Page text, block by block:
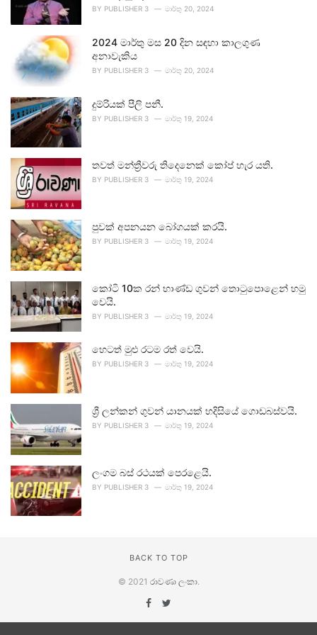
BY PUBLISHER 3 මාර්තු 20, 2024
2024 මාර්තු මස 20 දින සඳහා කාලගුණ
අනාවැකිය
BY PUBLISHER 3 මාර්තු 20, 2024
දුම්රියක් පීලි පනී.
BY PUBLISHER 3 මාර්තු 19, 2024
තවත් මන්ත්‍රීවරු තිදෙනෙක් කෝප් හැර යති.
BY PUBLISHER 3 මාර්තු 19, 2024
පුවක් අපනයන බෝගයක් කරයි.
BY PUBLISHER 3 මාර්තු 19, 2024
කෝටි 10ක රන් භාණ්ඩ ගුවන් තොටුපොළෙන් හමු
වෙයි.
BY PUBLISHER 3 මාර්තු 19, 2024
හෙටත් මුළු රටම රත් වෙයි.
BY PUBLISHER 3 මාර්තු 19, 2024
ශ්‍රී ලන්කන් ගුවන් යානයක් හදිසියේ ගොඩබස්වයි.
BY PUBLISHER 3 මාර්තු 19, 2024
ලංගම බස් රථයක් පෙරළෙයි.
BY PUBLISHER 3 මාර්තු 19, 2024
BACK TO TOP
© 2021 රාවණා ලංකා.